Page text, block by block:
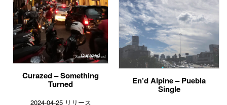
Curazed – Something
Turned
2024-04-25 リリース
En’d Alpine – Puebla
Single